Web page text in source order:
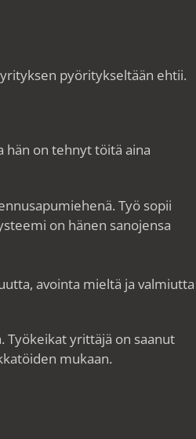
pyöritykseltään ehtii.
hän on tehnyt töitä aina
Työ sopii
on hänen sanojensa
avointa mieltä ja valmiutta
Työkeikat yrittäjä on saanut
mukaan.